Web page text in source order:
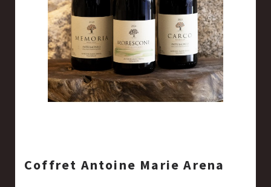
Coffret Antoine Marie Arena